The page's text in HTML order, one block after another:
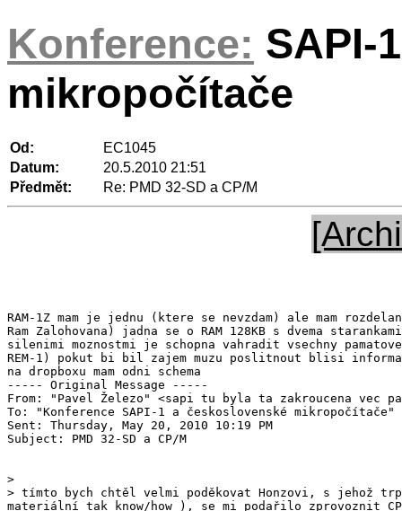
Konference: SAPI-
mikropočítače
Od:
EC1045
Datum:
20.5.2010 21:51
Předmět:
Re: PMD 32-SD a CP/M
RAM-1Z mam je jednu (ktere se nevzdam) ale mam
Ram Zalohovana) jadna se o RAM 128KB s dvema
silenimi moznostmi je schopna vahradit vsechny
REM-1) pokut bi bil zajem muzu poslitnout blisi
na dropboxu mam odni schema
----- Original Message -----
From: "Pavel Železo" <sapi tu byla ta zakroucena vec
To: "Konference SAPI-1 a československé
Sent: Thursday, May 20, 2010 10:19 PM
Subject: PMD 32-SD a CP/M
>